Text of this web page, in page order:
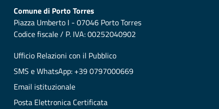
Comune di Porto Torres
Piazza Umberto I - 07046 Porto Torres
Codice fiscale / P. IVA: 00252040902
Ufficio Relazioni con il Pubblico
SMS e WhatsApp: +39 0797000669
Email istituzionale
Posta Elettronica Certificata